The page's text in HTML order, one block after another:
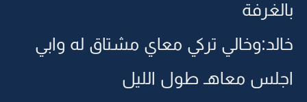
بالغرفة
خالد:وخالي تركي معاي مشتاق له وابي
اجلس معاهـ طول الليل